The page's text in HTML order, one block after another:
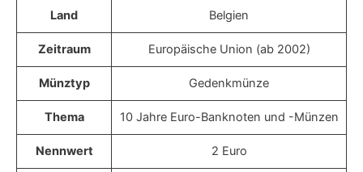
Land Belgien
Zeitraum Europäische Union (ab 2002)
Münztyp Gedenkmünze
Thema 10 Jahre Euro-Banknoten und -Münzen
Nennwert 2 Euro